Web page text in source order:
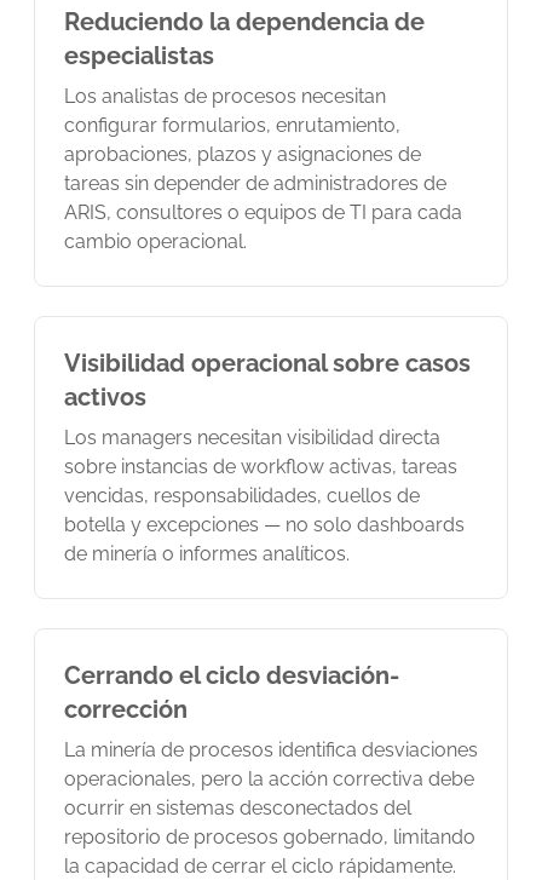
Reduciendo la dependencia de
especialistas
Los analistas de procesos necesitan
configurar formularios, enrutamiento,
aprobaciones, plazos y asignaciones de
tareas sin depender de administradores de
ARIS, consultores o equipos de TI para cada
cambio operacional.
Visibilidad operacional sobre casos
activos
Los managers necesitan visibilidad directa
sobre instancias de workflow activas, tareas
vencidas, responsabilidades, cuellos de
botella y excepciones — no solo dashboards
de minería o informes analíticos.
Cerrando el ciclo desviación-
corrección
La minería de procesos identifica desviaciones
operacionales, pero la acción correctiva debe
ocurrir en sistemas desconectados del
repositorio de procesos gobernado, limitando
la capacidad de cerrar el ciclo rápidamente.